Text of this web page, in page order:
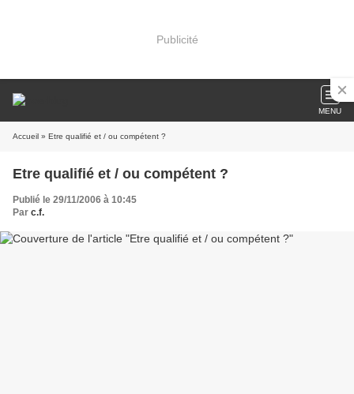
Publicité
MENU
Accueil » Etre qualifié et / ou compétent ?
Etre qualifié et / ou compétent ?
Publié le 29/11/2006 à 10:45
Par c.f.